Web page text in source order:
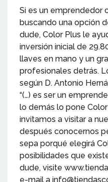
Si es un emprendedor
buscando una opción
dude, Color Plus le
inversión inicial de
llaves en mano y un
profesionales detrás.
según D. Antonio
“(…) es ser un
lo demás lo pone Color
invitamos a visitar a
después conocernos
sepa porqué elegirá
posibilidades que
dude, visite
e-mail a